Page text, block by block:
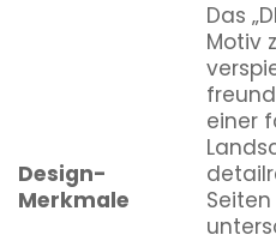
Design-
Merkmale
Das
Motiv
einer